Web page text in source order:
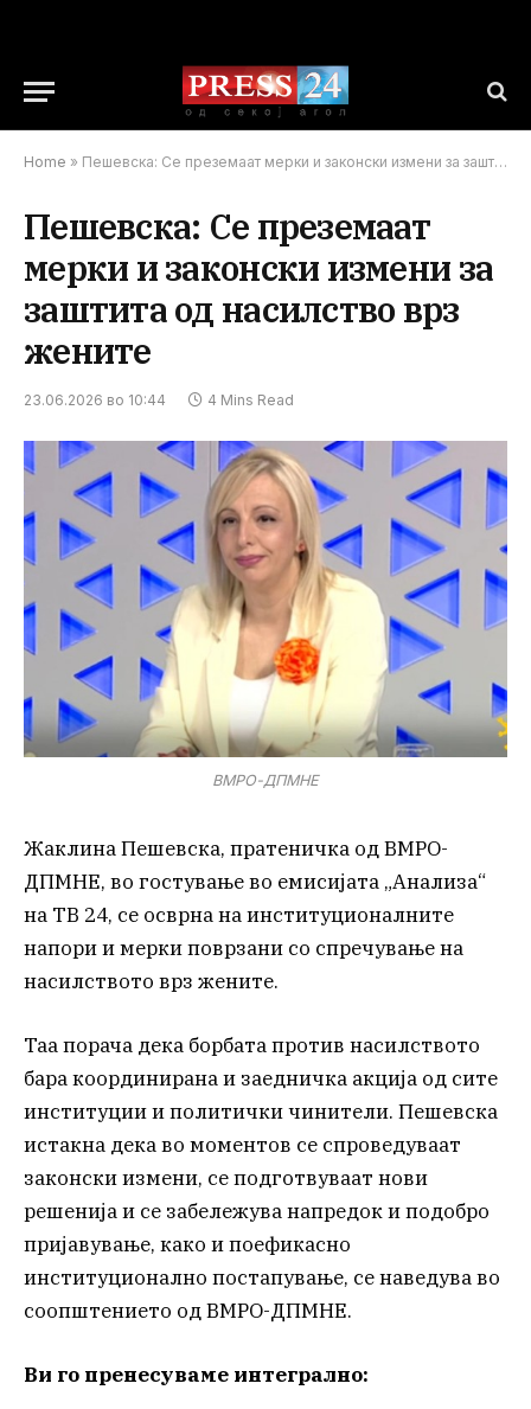
Home » Пешевска: Се преземаат мерки и законски измени за заштита од насилство врз жените
Пешевска: Се преземаат
мерки и законски измени за
заштита од насилство врз
жените
23.06.2026 во 10:44 4 Mins Read
ВМРО-ДПМНЕ
Жаклина Пешевска, пратеничка од ВМРО-
ДПМНЕ, во гостување во емисијата „Анализа“
на ТВ 24, се осврна на институционалните
напори и мерки поврзани со спречување на
насилството врз жените.
Таа порача дека борбата против насилството
бара координирана и заедничка акција од сите
институции и политички чинители. Пешевска
истакна дека во моментов се спроведуваат
законски измени, се подготвуваат нови
решенија и се забележува напредок и подобро
пријавување, како и поефикасно
институционално постапување, се наведува во
соопштението од ВМРО-ДПМНЕ.
Ви го пренесуваме интегрално: